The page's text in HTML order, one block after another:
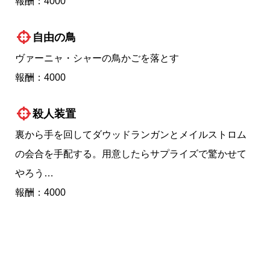
自由の鳥
ヴァーニャ・シャーの鳥かごを落とす
報酬：4000
殺人装置
裏から手を回してダウッドランガンとメイルストロム
の会合を手配する。用意したらサプライズで驚かせて
やろう…
報酬：4000